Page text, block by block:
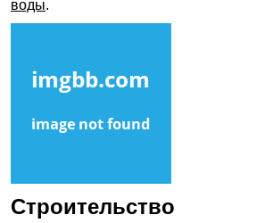
воды.
Строительство